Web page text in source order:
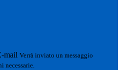
mail Verrà inviato un messaggio
necessarie.